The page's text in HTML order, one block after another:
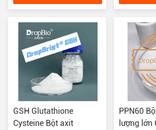
GSH Glutathione
Cysteine ​​Bột axit
PPN60
lượng lớn